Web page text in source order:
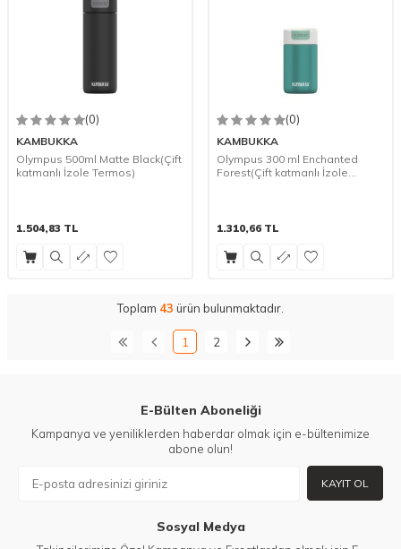
(0)
KAMBUKKA
Olympus 500ml Matte Black(Çift
katmanlı İzole Termos)
1.504,83 TL
(0)
KAMBUKKA
Olympus 300 ml Enchanted
Forest(Çift katmanlı İzole
1.310,66 TL
Toplam 43 ürün bulunmaktadır.
1 2
E-Bülten Aboneliği
Kampanya ve yeniliklerden haberdar olmak için e-bültenimize
abone olun!
KAYIT OL
Sosyal Medya